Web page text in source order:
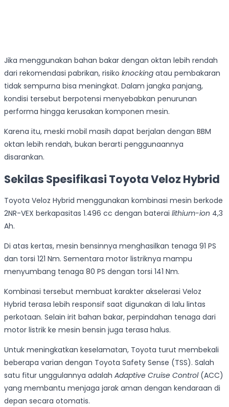
Jika menggunakan bahan bakar dengan oktan lebih rendah
dari rekomendasi pabrikan, risiko knocking atau pembakaran
tidak sempurna bisa meningkat. Dalam jangka panjang,
kondisi tersebut berpotensi menyebabkan penurunan
performa hingga kerusakan komponen mesin.
Karena itu, meski mobil masih dapat berjalan dengan BBM
oktan lebih rendah, bukan berarti penggunaannya
disarankan.
Sekilas Spesifikasi Toyota Veloz Hybrid
Toyota Veloz Hybrid menggunakan kombinasi mesin berkode
2NR-VEX berkapasitas 1.496 cc dengan baterai lithium-ion 4,3
Ah.
Di atas kertas, mesin bensinnya menghasilkan tenaga 91 PS
dan torsi 121 Nm. Sementara motor listriknya mampu
menyumbang tenaga 80 PS dengan torsi 141 Nm.
Kombinasi tersebut membuat karakter akselerasi Veloz
Hybrid terasa lebih responsif saat digunakan di lalu lintas
perkotaan. Selain irit bahan bakar, perpindahan tenaga dari
motor listrik ke mesin bensin juga terasa halus.
Untuk meningkatkan keselamatan, Toyota turut membekali
beberapa varian dengan Toyota Safety Sense (TSS). Salah
satu fitur unggulannya adalah Adaptive Cruise Control (ACC)
yang membantu menjaga jarak aman dengan kendaraan di
depan secara otomatis.